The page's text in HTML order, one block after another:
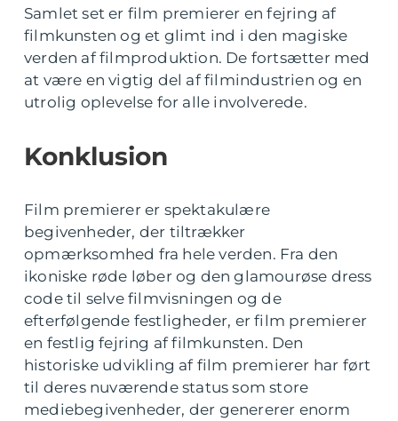
Samlet set er film premierer en fejring af
filmkunsten og et glimt ind i den magiske
verden af filmproduktion. De fortsætter med
at være en vigtig del af filmindustrien og en
utrolig oplevelse for alle involverede.
Konklusion
Film premierer er spektakulære
begivenheder, der tiltrækker
opmærksomhed fra hele verden. Fra den
ikoniske røde løber og den glamourøse dress
code til selve filmvisningen og de
efterfølgende festligheder, er film premierer
en festlig fejring af filmkunsten. Den
historiske udvikling af film premierer har ført
til deres nuværende status som store
mediebegivenheder, der genererer enorm